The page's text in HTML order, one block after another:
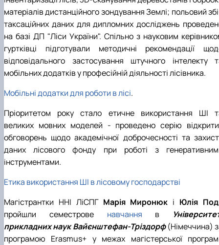
матеріалів дистанційного зондування Землі; польовий
таксаційних даних для дипломних досліджень
на базі ДП "Ліси України". Спільно з науковим
гуртківці підготували методичні рекомендації
відповідального застосування штучного інтелекту
мобільних додатків у професійній діяльності лісівника.
Мобільні додатки для роботи в лісі.
Пріоритетом року стало етичне використання ШІ
великих мовних моделей - проведено серію
обговорень щодо академічної доброчесності та
даних лісового фонду при роботі з
інструментами.
Етика використання ШІ в лісовому господарстві
Магістрантки ННІ ЛіСПГ Марія Миронюк і Юлія
пройшли семестрове навчання в
прикладних наук Вайєнштефан-Тріздорф(Німеччина)
програмою Erasmus+ у межах магістерської